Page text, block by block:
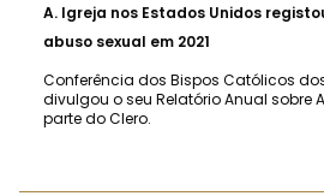
A. Igreja nos Estados Unidos
abuso sexual em 2021
Conferência dos Bispos Católicos
divulgou o seu Relatório Anual sobre
parte do Clero.